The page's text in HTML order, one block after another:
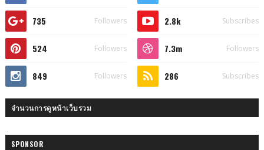
735 Followers 2.8k Subscribes
524 Followers 7.3m Followers
849 Followers 286 Subscribes
จำนวนการดูหน้าเว็บรวม
SPONSOR